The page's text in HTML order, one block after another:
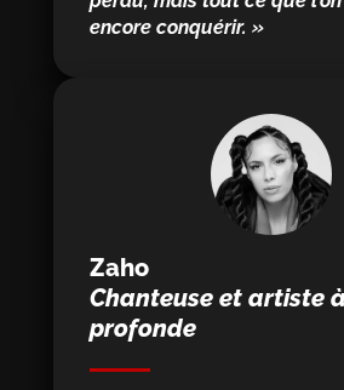
encore conquérir. »
Zaho
Chanteuse et artiste
profonde